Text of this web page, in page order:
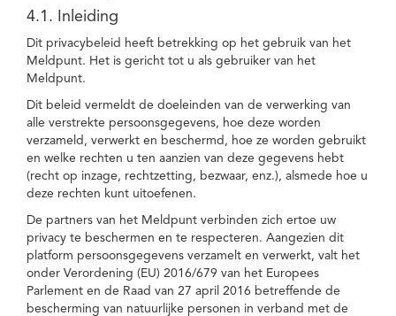
4.1. Inleiding
Dit privacybeleid heeft betrekking op het gebruik van het
Meldpunt. Het is gericht tot u als gebruiker van het
Meldpunt.
Dit beleid vermeldt de doeleinden van de verwerking van
alle verstrekte persoonsgegevens, hoe deze worden
verzameld, verwerkt en beschermd, hoe ze worden gebruikt
en welke rechten u ten aanzien van deze gegevens hebt
(recht op inzage, rechtzetting, bezwaar, enz.), alsmede hoe u
deze rechten kunt uitoefenen.
De partners van het Meldpunt verbinden zich ertoe uw
privacy te beschermen en te respecteren. Aangezien dit
platform persoonsgegevens verzamelt en verwerkt, valt het
onder Verordening (EU) 2016/679 van het Europees
Parlement en de Raad van 27 april 2016 betreffende de
bescherming van natuurlijke personen in verband met de